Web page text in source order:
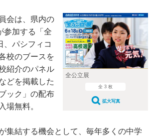
全公立展
全 3 枚
拡大写真
会は、県内の
参加する「全
、パシフィコ
校のブースを
紹介のパネル
どを掲載した
ック」の配布
場無料。
集結する機会として、毎年多くの中学